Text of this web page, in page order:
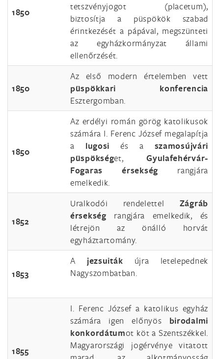
1850
tetszvényjogot (placetum),
biztosítja a püspökök szabad
érintkezését a pápával, megszünteti
az egyházkormányzat állami
ellenőrzését.
1850
Az első modern értelemben vett
püspökkari konferencia
Esztergomban.
1850
Az erdélyi román görög katolikusok
számára I. Ferenc József megalapítja
a lugosi és a szamosújvári
püspökséget,Gyulafehérvár-
Fogaras érsekség rangjára
emelkedik.
1852
Uralkodói rendelettel Zágráb
érsekség rangjára emelkedik, és
létrejön az önálló horvát
egyháztartomány.
1853
A jezsuiták újra letelepednek
Nagyszombatban.
1855
I. Ferenc József a katolikus egyház
számára igen előnyös birodalmi
konkordátumot köt a Szentszékkel.
Magyarországi jogérvénye vitatott